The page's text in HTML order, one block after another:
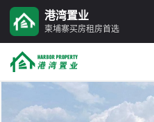
港湾置业
柬埔寨买房租房首选